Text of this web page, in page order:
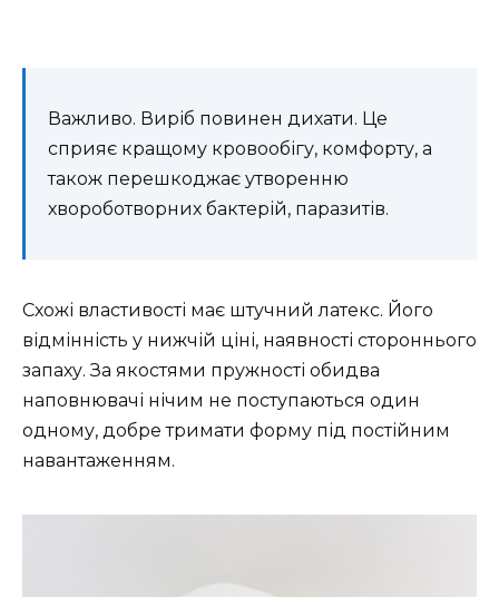
Важливо. Виріб повинен дихати. Це
сприяє кращому кровообігу, комфорту, а
також перешкоджає утворенню
хвороботворних бактерій, паразитів.
Схожі властивості має штучний латекс. Його
відмінність у нижчій ціні, наявності стороннього
запаху. За якостями пружності обидва
наповнювачі нічим не поступаються один
одному, добре тримати форму під постійним
навантаженням.